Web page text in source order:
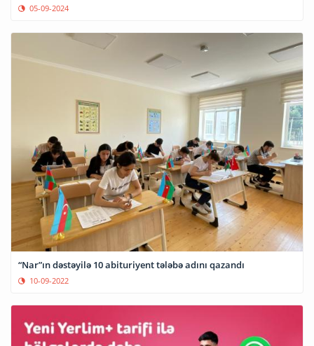
05-09-2024
“Nar”ın dəstəyilə 10 abituriyent tələbə adını qazandı
10-09-2022